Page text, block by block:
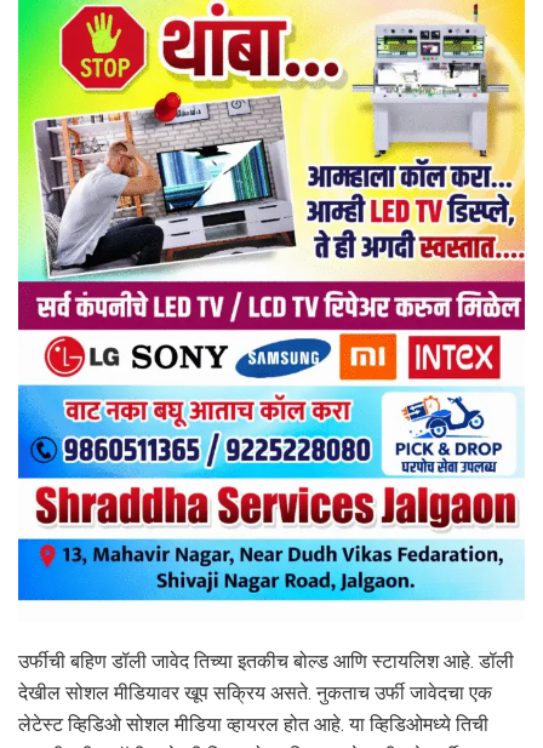
उर्फीची बहिण डॉली जावेद तिच्या इतकीच बोल्ड आणि स्टायलिश आहे. डॉली
देखील सोशल मीडियावर खूप सक्रिय असते. नुकताच उर्फी जावेदचा एक
लेटेस्ट व्हिडिओ सोशल मीडिया व्हायरल होत आहे. या व्हिडिओमध्ये तिची